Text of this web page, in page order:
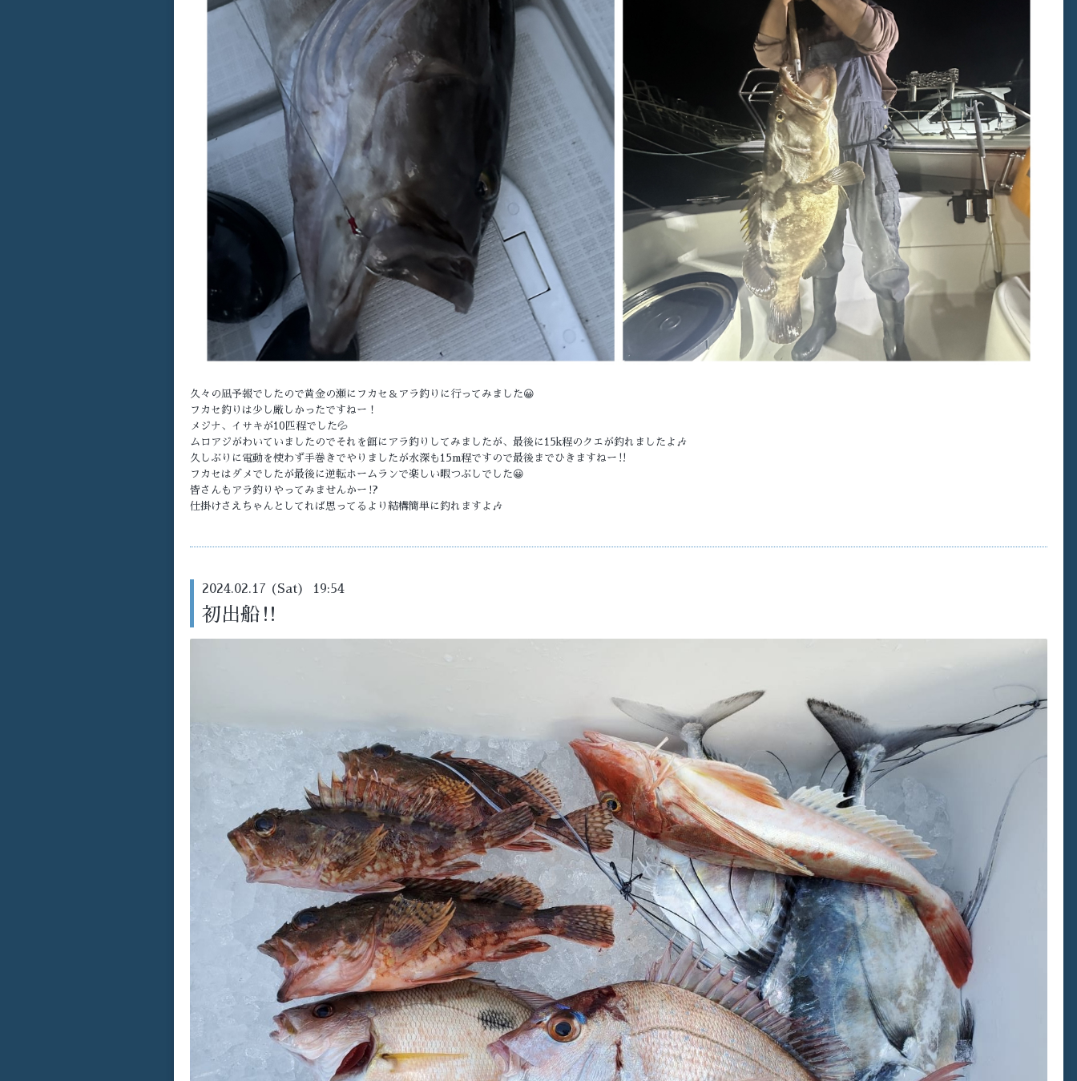
久々の凪予報でしたので黄金の瀬にフカセ＆アラ釣りに行ってみました😀
フカセ釣りは少し厳しかったですねー！
メジナ、イサキが10匹程でした💦
ムロアジがわいていましたのでそれを餌にアラ釣りしてみましたが、最後に15k程のクエが釣れましたよ🎶
久しぶりに電動を使わず手巻きでやりましたが水深も15m程ですので最後までひきますねー‼️
フカセはダメでしたが最後に逆転ホームランで楽しい暇つぶしでした😀
皆さんもアラ釣りやってみませんかー⁉️
仕掛けさえちゃんとしてれば思ってるより結構簡単に釣れますよ🎶
2024.02.17 (Sat) 19:54
初出船‼️